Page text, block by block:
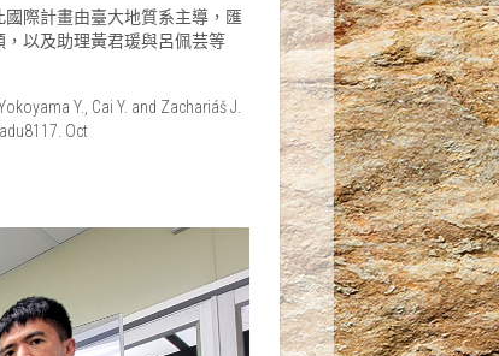
際計畫由臺大地質系主導，匯
以及助理黃君瑗與呂佩芸等
Y., Cai Y. and Zachariáš J.
Oct